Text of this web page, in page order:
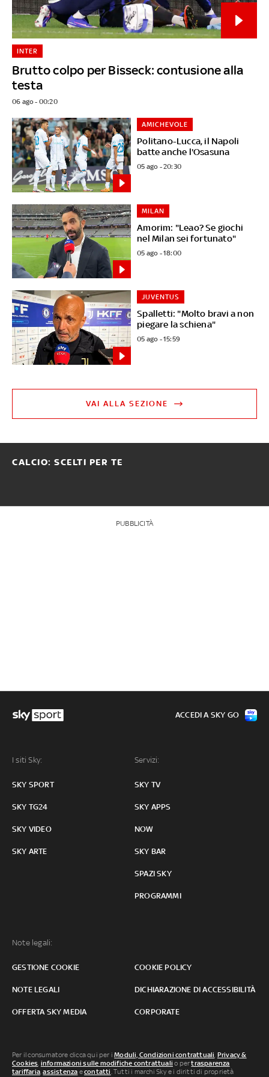
Brutto colpo per Bisseck: contusione alla
testa
INTER
06 ago - 00:20
Politano-Lucca, il Napoli
batte anche l'Osasuna
AMICHEVOLE
05 ago - 20:30
Amorim: "Leao? Se giochi
nel Milan sei fortunato"
MILAN
05 ago - 18:00
Spalletti: "Molto bravi a non
piegare la schiena"
JUVENTUS
05 ago - 15:59
VAI ALLA SEZIONE
CALCIO: SCELTI PER TE
PUBBLICITÀ
I siti Sky:
SKY SPORT
SKY TG24
SKY VIDEO
SKY ARTE
Servizi:
SKY TV
SKY APPS
NOW
SKY BAR
SPAZI SKY
PROGRAMMI
Note legali:
GESTIONE COOKIE COOKIE POLICY
NOTE LEGALI DICHIARAZIONE DI ACCESSIBILITÀ
OFFERTA SKY MEDIA CORPORATE
ACCEDI A SKY GO
Per il consumatore clicca qui per iModuli, Condizioni contrattuali, Privacy &
Cookies, informazioni sulle modifiche contrattuali o pertrasparenza
tariffaria,assistenza econtatti. Tutti i marchi Sky e i diritti di proprietà